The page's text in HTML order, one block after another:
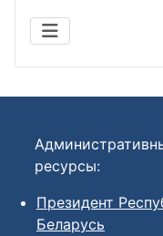
ресурсы:
Президент
Беларусь